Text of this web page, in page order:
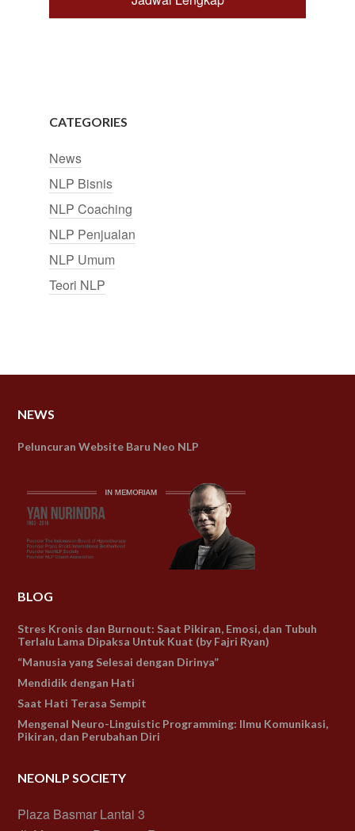
CATEGORIES
News
NLP Bisnis
NLP Coaching
NLP Penjualan
NLP Umum
Teori NLP
NEWS
Peluncuran Website Baru Neo NLP
BLOG
Stres Kronis dan Burnout: Saat Pikiran, Emosi, dan Tubuh
Terlalu Lama Dipaksa Untuk Kuat (by Fajri Ryan)
“Manusia yang Selesai dengan Dirinya”
Mendidik dengan Hati
Saat Hati Terasa Sempit
Mengenal Neuro-Linguistic Programming: Ilmu Komunikasi,
Pikiran, dan Perubahan Diri
NEONLP SOCIETY
Plaza Basmar Lantai 3